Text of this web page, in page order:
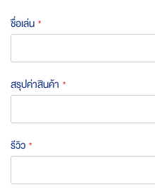
ชื่อเล่น
สรุปค่าสินค้า
รีวิว